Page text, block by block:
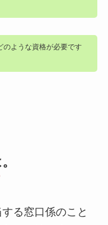
のような資格が必要です
る窓口係のこと